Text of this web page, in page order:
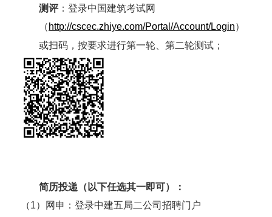
测评：登录中国建筑考试网
（ http://cscec.zhiye.com/Portal/Account/Login）
或扫码，按要求进行第一轮、第二轮测试；
简历投递（以下任选其一即可）：
（1）网申：登录中建五局二公司招聘门户